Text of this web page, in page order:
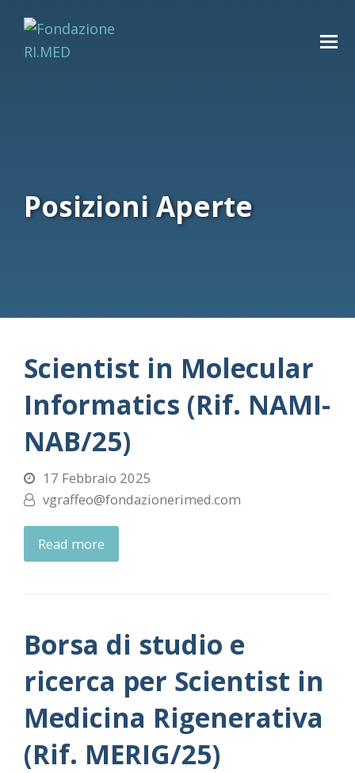
Posizioni Aperte
Scientist in Molecular
Informatics (Rif. NAMI-
NAB/25)
17 Febbraio 2025
vgraffeo@fondazionerimed.com
Read more
Borsa di studio e
ricerca per Scientist in
Medicina Rigenerativa
(Rif. MERIG/25)